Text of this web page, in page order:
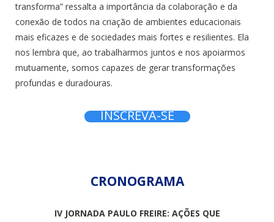
transforma” ressalta a importância da colaboração e da
conexão de todos na criação de ambientes educacionais
mais eficazes e de sociedades mais fortes e resilientes. Ela
nos lembra que, ao trabalharmos juntos e nos apoiarmos
mutuamente, somos capazes de gerar transformações
profundas e duradouras.
INSCREVA-SE
CRONOGRAMA
IV JORNADA PAULO FREIRE: AÇÕES QUE